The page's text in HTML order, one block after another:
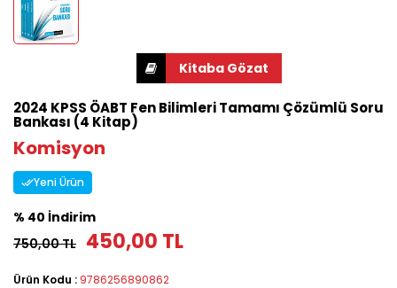
2024 KPSS ÖABT Fen Bilimleri Tamamı Çözümlü Soru
Bankası (4 Kitap)
Komisyon
Yeni Ürün
% 40 İndirim
750,00 TL 450,00 TL
Ürün Kodu : 9786256890862